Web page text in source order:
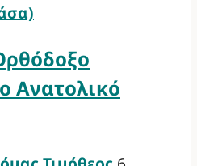
Ανατολικό